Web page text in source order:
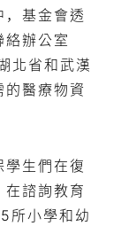
基金會透
辦公室
北省和武漢
醫療物資
生們在復
諮詢教育
所小學和幼